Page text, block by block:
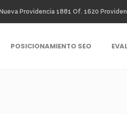
Nueva Providencia 1881 Of. 1620
POSICIONAMIENTO SEO